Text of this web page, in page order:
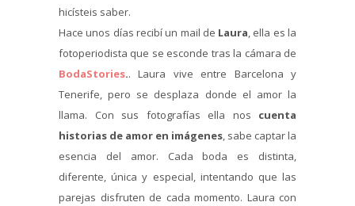
hicísteis saber.
Hace unos días recibí un mail de Laura, ella es la
fotoperiodista que se esconde tras la cámara de
BodaStories.. Laura vive entre Barcelona y
Tenerife, pero se desplaza donde el amor la
llama. Con sus fotografías ella nos cuenta
historias de amor en imágenes, sabe captar la
esencia del amor. Cada boda es distinta,
diferente, única y especial, intentando que las
parejas disfruten de cada momento. Laura con